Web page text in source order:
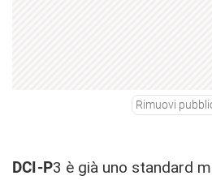
Rimuovi
DCI-P3 è già uno standard